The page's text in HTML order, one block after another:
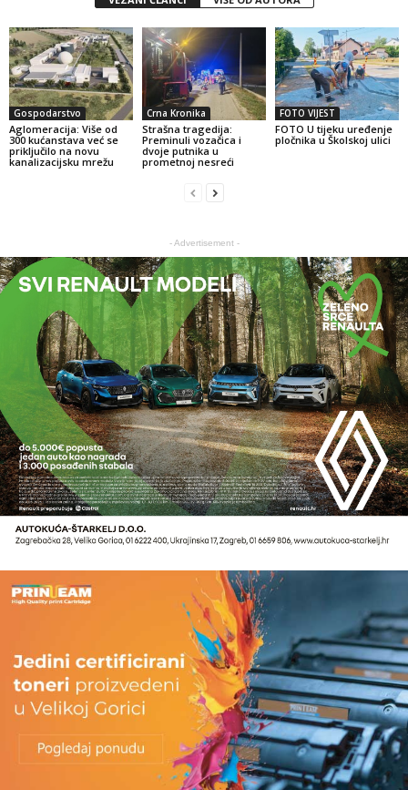
Gospodarstvo
Aglomeracija: Više od
300 kućanstava već se
priključilo na novu
kanalizacijsku mrežu
Crna Kronika
Strašna tragedija:
Preminuli vozačica i
dvoje putnika u
prometnoj nesreći
FOTO VIJEST
FOTO U tijeku uređenje
pločnika u Školskoj ulici
- Advertisement -